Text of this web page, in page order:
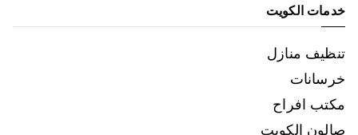
خدمات الكويت
تنظيف منازل
خرسانات
مكتب افراح
صالون الكويت